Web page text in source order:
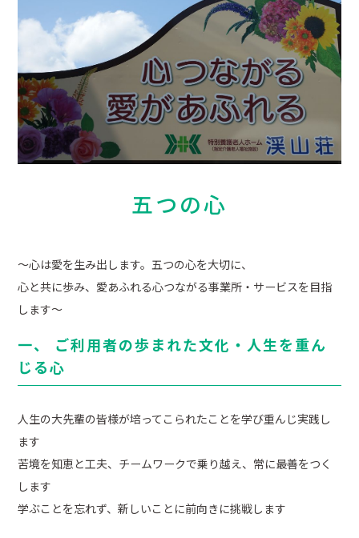
五つの心
～心は愛を生み出します。五つの心を大切に、
心と共に歩み、愛あふれる心つながる事業所・サービスを目指
します～
一、 ご利用者の歩まれた文化・人生を重ん
じる心
人生の大先輩の皆様が培ってこられたことを学び重んじ実践し
ます
苦境を知恵と工夫、チームワークで乗り越え、常に最善をつく
します
学ぶことを忘れず、新しいことに前向きに挑戦します